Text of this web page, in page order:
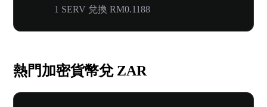
1 SERV 兌換 RM0.1188
熱門加密貨幣兌 ZAR